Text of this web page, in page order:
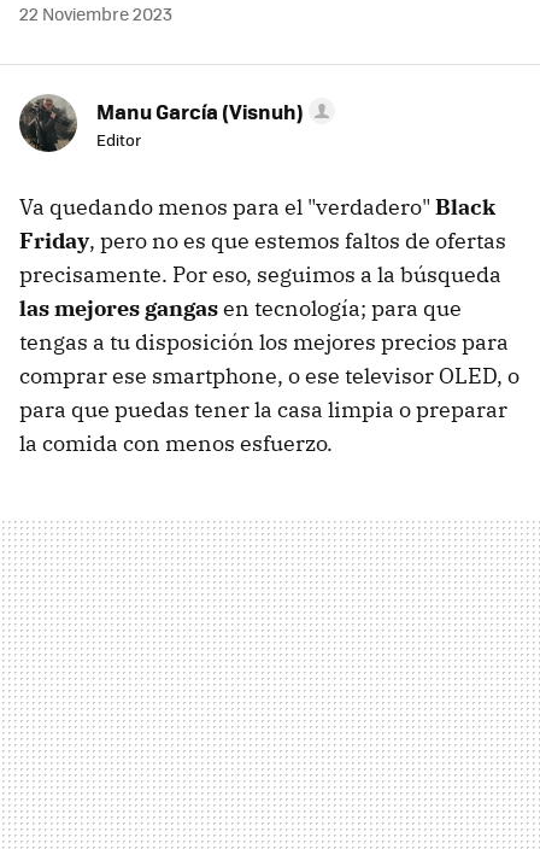
22 Noviembre 2023
Manu García (Visnuh)
Editor
Va quedando menos para el "verdadero" Black
Friday, pero no es que estemos faltos de ofertas
precisamente. Por eso, seguimos a la búsqueda
las mejores gangasen tecnología; para que
tengas a tu disposición los mejores precios para
comprar ese smartphone, o ese televisor OLED, o
para que puedas tener la casa limpia o preparar
la comida con menos esfuerzo.